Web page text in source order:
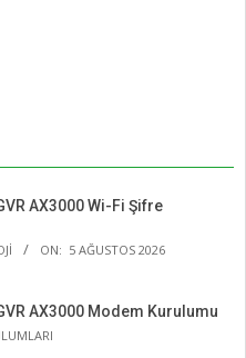
AX3000 Wi-Fi Şifre
ON: 5 AĞUSTOS 2026
AX3000 Modem Kurulumu